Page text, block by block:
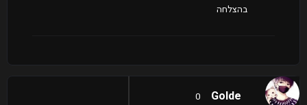
בהצלחה
Golde
0